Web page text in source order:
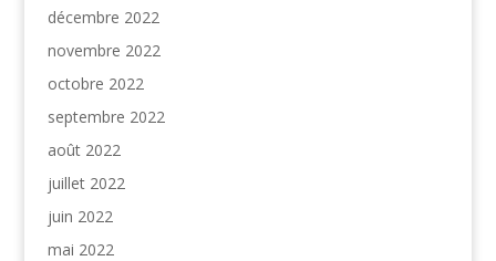
décembre 2022
novembre 2022
octobre 2022
septembre 2022
août 2022
juillet 2022
juin 2022
mai 2022